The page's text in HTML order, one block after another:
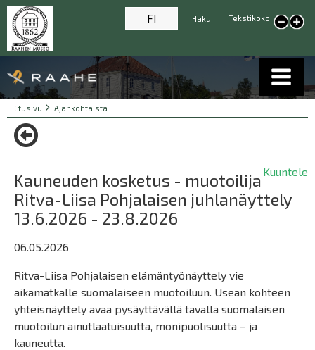
Tekstikoko
Pienennä tekstikokoa
Haku
FI
Breadcrumbs
You
are
here:
Etusivu Ajankohtaista
Kuuntele
Kauneuden kosketus - muotoilija
Ritva-Liisa Pohjalaisen juhlanäyttely
13.6.2026 - 23.8.2026
06.05.2026
Ritva-Liisa Pohjalaisen elämäntyönäyttely vie
aikamatkalle suomalaiseen muotoiluun. Usean kohteen
yhteisnäyttely avaa pysäyttävällä tavalla suomalaisen
muotoilun ainutlaatuisuutta, monipuolisuutta – ja
kauneutta.